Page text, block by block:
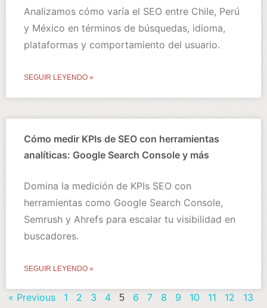
Analizamos cómo varía el SEO entre Chile, Perú
y México en términos de búsquedas, idioma,
plataformas y comportamiento del usuario.
SEGUIR LEYENDO »
Cómo medir KPIs de SEO con herramientas
analíticas: Google Search Console y más
Domina la medición de KPIs SEO con
herramientas como Google Search Console,
Semrush y Ahrefs para escalar tu visibilidad en
buscadores.
SEGUIR LEYENDO »
« Previous 1 2 3 4 5 6 7 8 9 10 11 12
13